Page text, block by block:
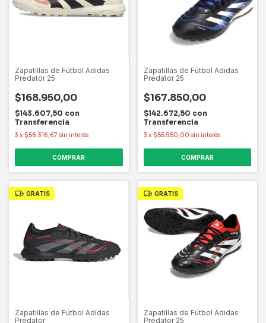
Zapatillas de Fútbol Adidas
Predator 25
$168.950,00
$143.607,50 con
Transferencia
3 x $56.316,67 sin interés
COMPRAR
Zapatillas de Fútbol Adidas
Predator 25
$167.850,00
$142.672,50 con
Transferencia
3 x $55.950,00 sin interés
COMPRAR
GRATIS
Zapatillas de Fútbol Adidas
Predator
GRATIS
Zapatillas de Fútbol Adidas
Predator 25